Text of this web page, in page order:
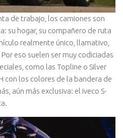
de trabajo, los camiones son
su hogar, su compañero de ruta
realmente único, llamativo,
eso suelen ser muy codiciadas
como las Topline o Silver
con los colores de la bandera de
aún más exclusiva: el Iveco S-